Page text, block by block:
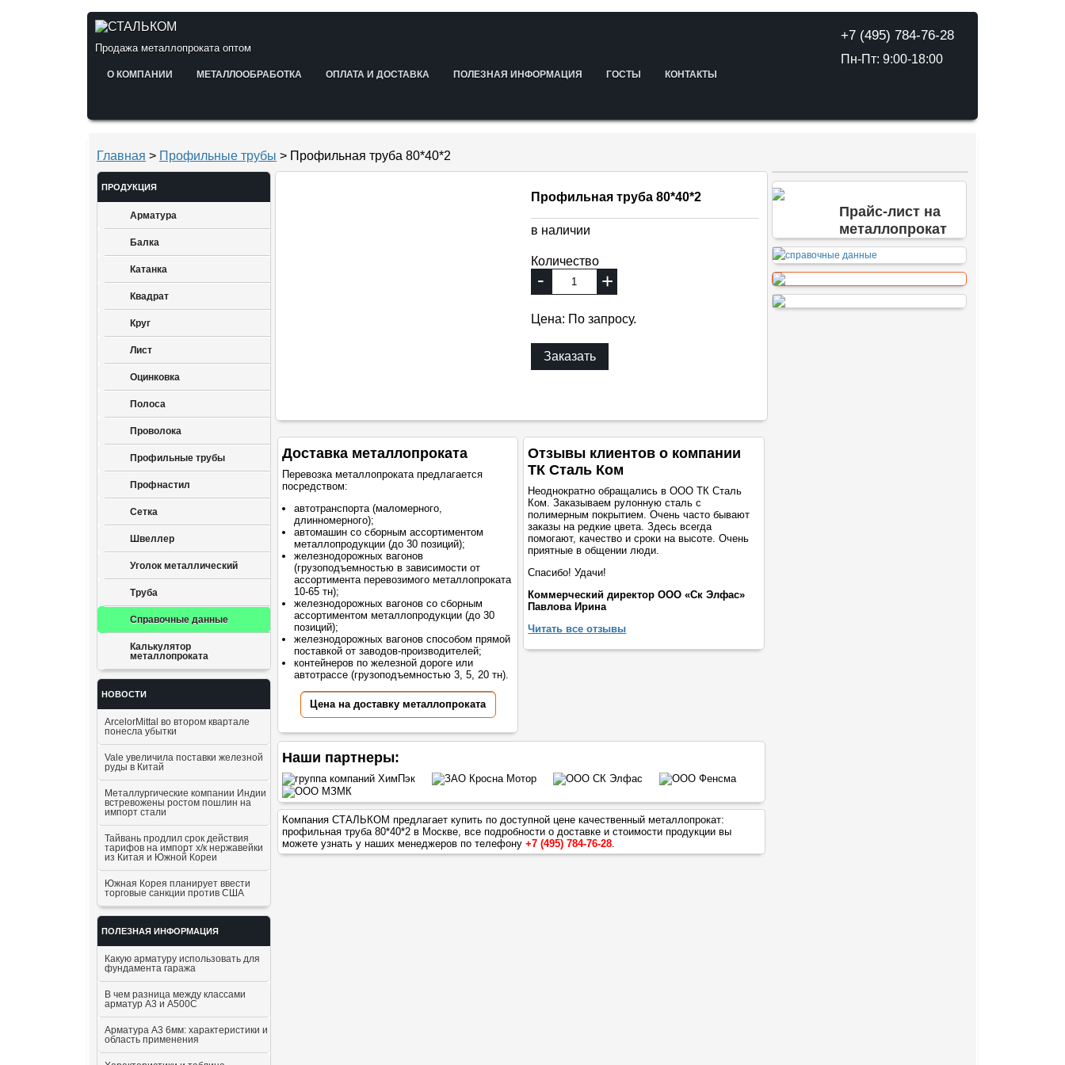
+7 (495) 784-76-28
Пн-Пт: 9:00-18:00
Продажа металлопроката оптом
О КОМПАНИИ МЕТАЛЛООБРАБОТКА ОПЛАТА И ДОСТАВКА ПОЛЕЗНАЯ ИНФОРМАЦИЯ ГОСТЫ КОНТАКТЫ
Главная > Профильные трубы > Профильная труба 80*40*2
ПРОДУКЦИЯ
Арматура
Балка
Катанка
Квадрат
Круг
Лист
Оцинковка
Полоса
Проволока
Профильные трубы
Профнастил
Сетка
Швеллер
Уголок металлический
Труба
Справочные данные
Калькулятор
металлопроката
НОВОСТИ
ArcelorMittal во втором квартале
понесла убытки
Vale увеличила поставки железной
руды в Китай
Металлургические компании Индии
встревожены ростом пошлин на
импорт стали
Тайвань продлил срок действия
тарифов на импорт х/к нержавейки
из Китая и Южной Кореи
Южная Корея планирует ввести
торговые санкции против США
ПОЛЕЗНАЯ ИНФОРМАЦИЯ
Какую арматуру использовать для
фундамента гаража
В чем разница между классами
арматур А3 и А500С
Арматура А3 6мм: характеристики и
область применения
Профильная труба 80*40*2
в наличии
Количество
- +
Цена: По запросу.
Заказать
Доставка металлопроката
Перевозка металлопроката предлагается
посредством:
автотранспорта (маломерного,
длинномерного);
автомашин со сборным ассортиментом
металлопродукции (до 30 позиций);
железнодорожных вагонов
(грузоподъемностью в зависимости от
ассортимента перевозимого металлопроката
10-65 тн);
железнодорожных вагонов со сборным
ассортиментом металлопродукции (до 30
позиций);
железнодорожных вагонов способом прямой
поставкой от заводов-производителей;
контейнеров по железной дороге или
автотрассе (грузоподъемностью 3, 5, 20 тн).
Цена на доставку металлопроката
Отзывы клиентов о компании
ТК Сталь Ком
Неоднократно обращались в ООО ТК Сталь
Ком. Заказываем рулонную сталь с
полимерным покрытием. Очень часто бывают
заказы на редкие цвета. Здесь всегда
помогают, качество и сроки на высоте. Очень
приятные в общении люди.
Спасибо! Удачи!
Коммерческий директор ООО «Ск Элфас»
Павлова Ирина
Читать все отзывы
Наши партнеры:
Компания СТАЛЬКОМ предлагает купить по доступной цене качественный металлопрокат:
профильная труба 80*40*2 в Москве, все подробности о доставке и стоимости продукции вы
можете узнать у наших менеджеров по телефону +7 (495) 784-76-28.
Прайс-лист на
металлопрокат